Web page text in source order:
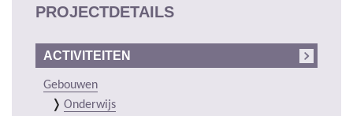
PROJECTDETAILS
ACTIVITEITEN
Gebouwen
Onderwijs